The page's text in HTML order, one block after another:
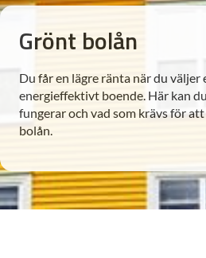
Grönt bolån
Du får en lägre ränta när du väljer
energieffektivt boende. Här kan
fungerar och vad som krävs för
bolån.